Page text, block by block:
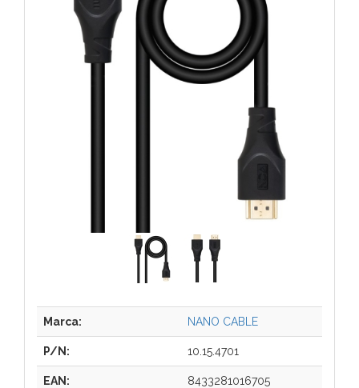
Marca: NANO CABLE
P/N: 10.15.4701
EAN: 8433281016705